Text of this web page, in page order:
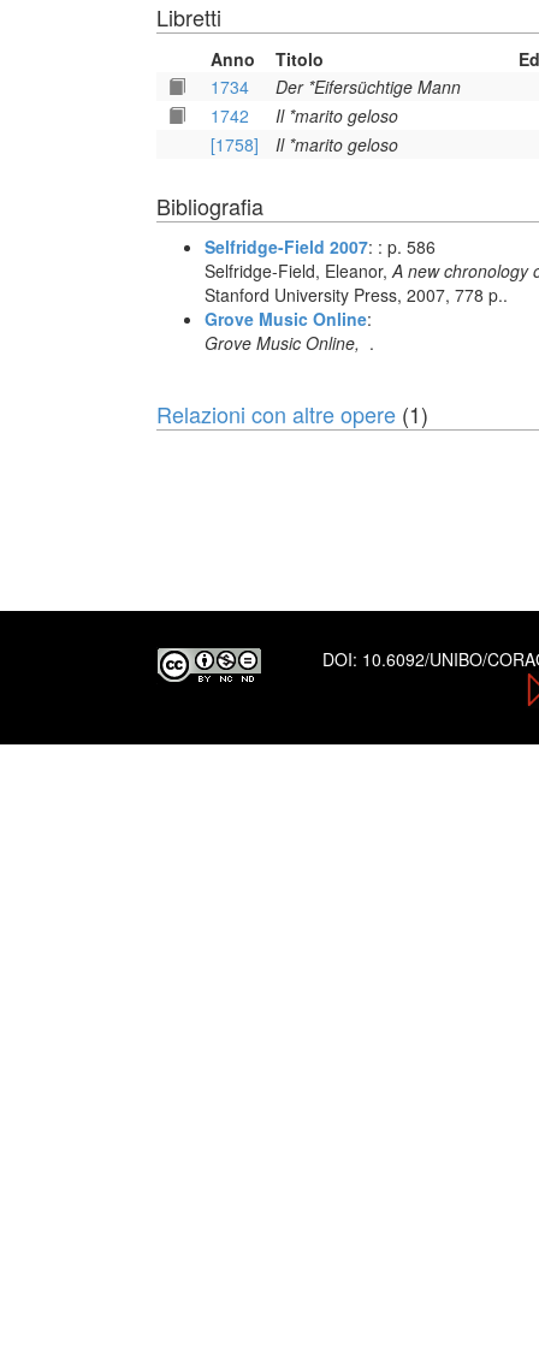
Libretti
Anno Titolo
1734
Der *Eifersüchtige Mann
1742
Il *marito geloso
[1758]
Il *marito geloso
Bibliografia
Selfridge-Field 2007: : p. 586
Selfridge-Field, Eleanor,A new chronology
Stanford University Press, 2007, 778 p..
Grove Music Online:
Grove Music Online, .
Relazioni con altre opere (1)
DOI: 10.6092/UNIBO/